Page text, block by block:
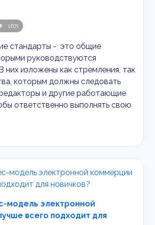
1671
стандарты - это общие
руководствуются
них изложены как стремления, так
которым должны следовать
и другие работающие
ответственно выполнять свою
модель электронной
всего подходит для